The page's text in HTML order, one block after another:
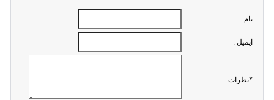
نام :
ايميل :
*نظرات :